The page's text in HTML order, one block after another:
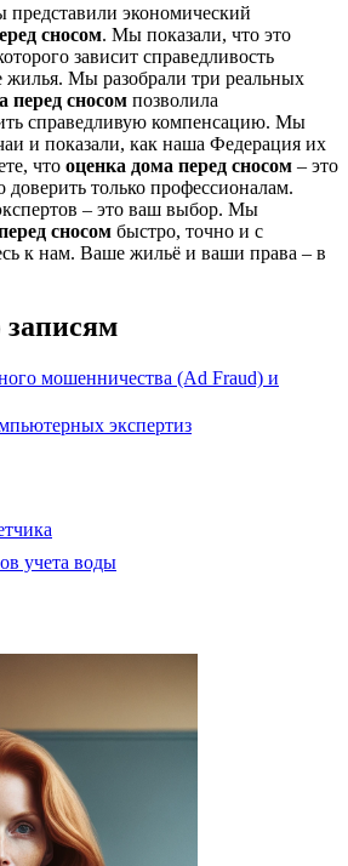
представили экономический
сносом. Мы показали, что это
зависит справедливость
жилья. Мы разобрали три реальных
перед сносом позволила
справедливую компенсацию. Мы
и показали, как наша Федерация их
что оценка дома перед сносом – это
только профессионалам.
– это ваш выбор. Мы
сносом быстро, точно и с
к нам. Ваше жильё и ваши права – в
мошенничества (Ad Fraud) и
экспертиз
учета воды